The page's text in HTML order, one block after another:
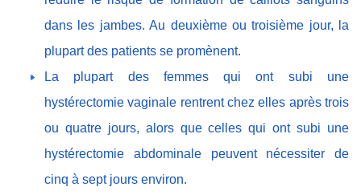
dans les jambes. Au deuxième ou troisième jour, la
plupart des patients se promènent.
La plupart des femmes qui ont subi une
hystérectomie vaginale rentrent chez elles après trois
ou quatre jours, alors que celles qui ont subi une
hystérectomie abdominale peuvent nécessiter de
cinq à sept jours environ.